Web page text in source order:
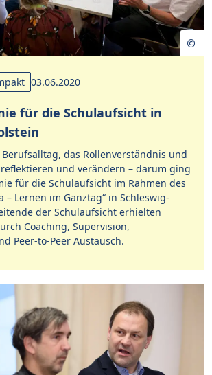
03.06.2020
für die Schulaufsicht in
das Rollenverständnis und
und verändern – darum ging
für die Schulaufsicht im Rahmen des
– Lernen im Ganztag“ in Schleswig-
der Schulaufsicht erhielten
Coaching, Supervision,
Peer-to-Peer Austausch.